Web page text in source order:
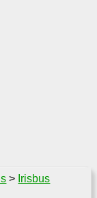
> Irisbus